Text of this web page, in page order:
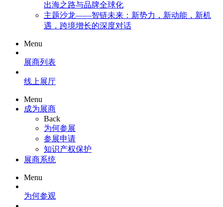
出海之路与品牌全球化
主题沙龙——智链未来：新势力，新动能，新机
遇，跨境增长的深度对话
Menu
展商列表
线上展厅
Menu
成为展商
Back
为何参展
参展申请
知识产权保护
展商系统
Menu
为何参观